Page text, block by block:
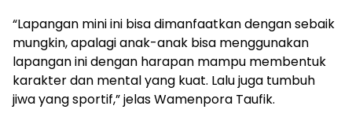
“Lapangan mini ini bisa dimanfaatkan dengan sebaik
mungkin, apalagi anak-anak bisa menggunakan
lapangan ini dengan harapan mampu membentuk
karakter dan mental yang kuat. Lalu juga tumbuh
jiwa yang sportif,” jelas Wamenpora Taufik.